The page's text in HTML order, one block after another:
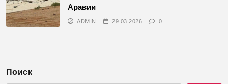
Аравии
ADMIN 29.03.2026 0
Поиск